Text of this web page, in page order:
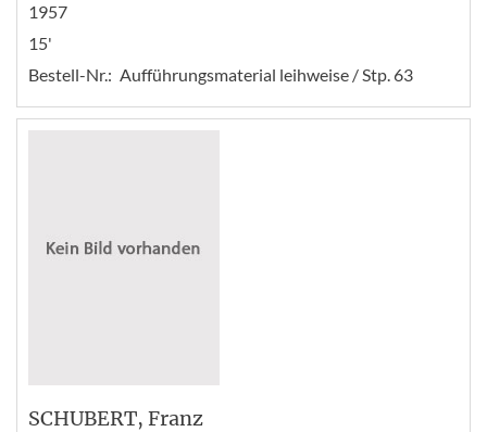
1957
15'
Bestell-Nr.: Aufführungsmaterial leihweise / Stp. 63
SCHUBERT, Franz